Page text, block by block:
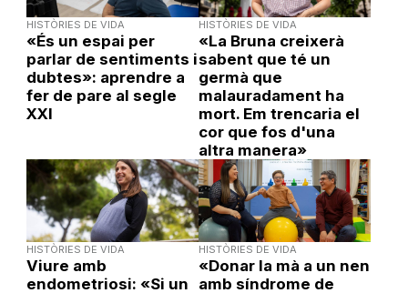
HISTÒRIES DE VIDA
«És un espai per
parlar de sentiments i
dubtes»: aprendre a
fer de pare al segle
XXI
HISTÒRIES DE VIDA
«La Bruna creixerà
sabent que té un
germà que
malauradament ha
mort. Em trencaria el
cor que fos d'una
altra manera»
HISTÒRIES DE VIDA
Viure amb
endometriosi: «Si un
HISTÒRIES DE VIDA
«Donar la mà a un nen
amb síndrome de